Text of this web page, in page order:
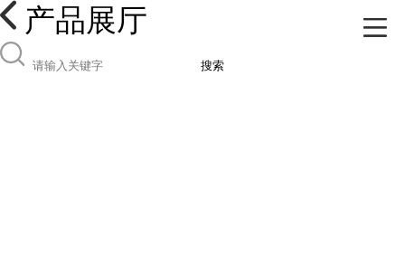
产品展厅
搜索